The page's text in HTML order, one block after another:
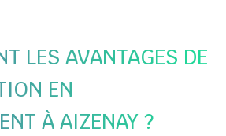
LES AVANTAGES DE
EN
À AIZENAY ?